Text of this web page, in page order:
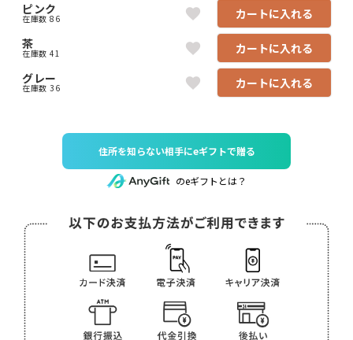
ピンク
在庫数 86
カートに入れる
茶
在庫数 41
カートに入れる
グレー
在庫数 36 カートに入れる
住所を知らない相手にeギフトで贈る
のeギフトとは？